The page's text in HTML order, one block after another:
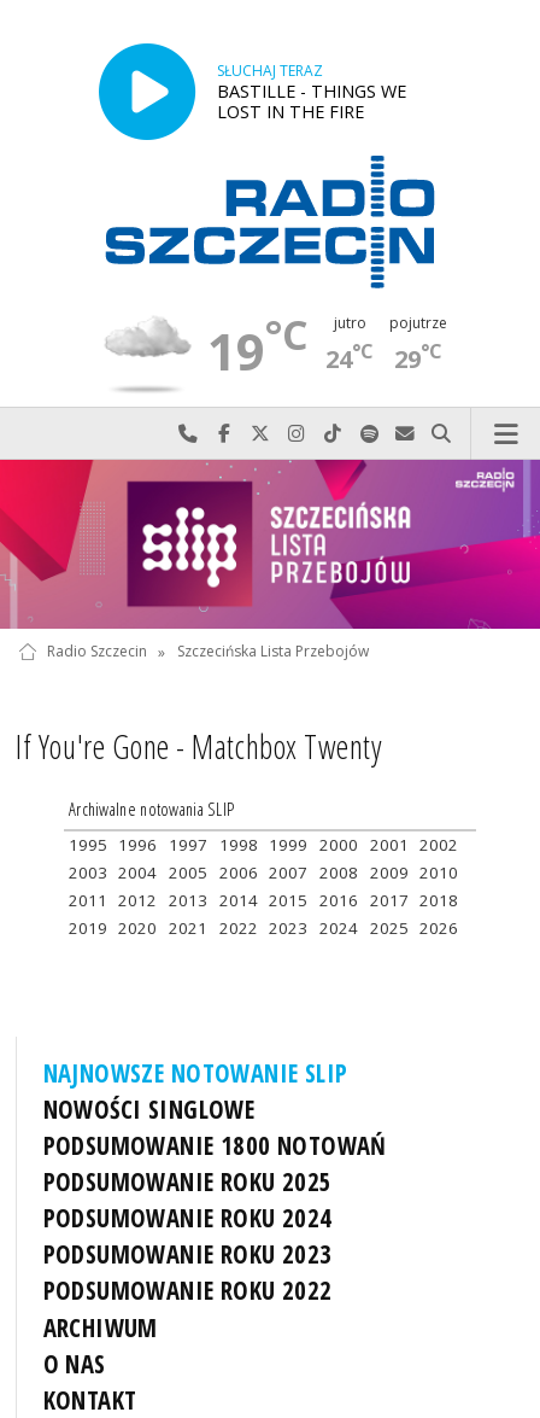
SŁUCHAJ TERAZ
BASTILLE - THINGS WE
LOST IN THE FIRE
19°C jutro
24°C
pojutrze
29°C
Najlepiej po prostu do nas zadzwoń
Odwiedź nas na Facebook-u
Odwiedź nas na X
Odwiedź nas na Instagram-ie
Odwiedź nas na TikTok-u
Szukaj nas na Spotify
Wyślij do nas
Szukaj
Radio Szczecin » Szczecińska Lista Przebojów
If You're Gone - Matchbox Twenty
Archiwalne notowania SLIP
1995 1996 1997 1998 1999 2000 2001
2002
2003 2004 2005 2006 2007 2008 2009 2010
2011
2012 2013 2014 2015 2016 2017 2018
2019 2020 2021 2022 2023 2024 2025 2026
NAJNOWSZE NOTOWANIE SLIP
NOWOŚCI SINGLOWE
PODSUMOWANIE 1800 NOTOWAŃ
PODSUMOWANIE ROKU 2025
PODSUMOWANIE ROKU 2024
PODSUMOWANIE ROKU 2023
PODSUMOWANIE ROKU 2022
ARCHIWUM
O NAS
KONTAKT